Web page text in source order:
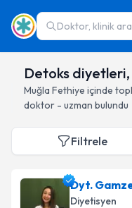
Doktor, klinik
Detoks
Muğla Fethiye içinde
doktor - uzman bulundu
Filtrele
Dyt.
Diyetisyen